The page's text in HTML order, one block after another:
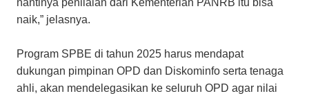
nantinya penilaian dari Kementerian PANRB itu bisa
naik,” jelasnya.
Program SPBE di tahun 2025 harus mendapat
dukungan pimpinan OPD dan Diskominfo serta tenaga
ahli, akan mendelegasikan ke seluruh OPD agar nilai